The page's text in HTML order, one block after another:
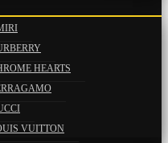
HEARTS
VUITTON